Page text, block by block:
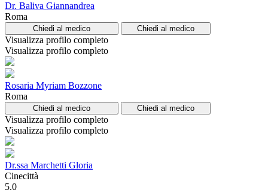
Dr. Baliva Giannandrea
Roma
Chiedi al medico Chiedi al medico
Visualizza profilo completo
Visualizza profilo completo
Rosaria Myriam Bozzone
Roma
Chiedi al medico Chiedi al medico
Visualizza profilo completo
Visualizza profilo completo
Dr.ssa Marchetti Gloria
Cinecittà
5.0